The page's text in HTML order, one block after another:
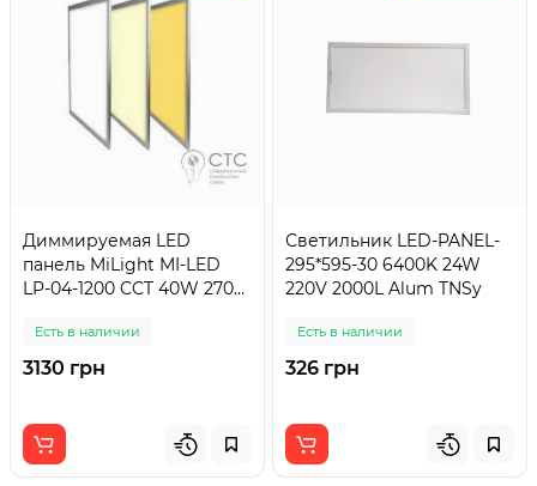
Диммируемая LED
панель MiLight MI-LED
LP-04-1200 CCT 40W 2700-
Есть в наличии
3130 грн
Светильник LED-PANEL-
295*595-30 6400K 24W
220V 2000L Alum TNSy
Есть в наличии
326 грн